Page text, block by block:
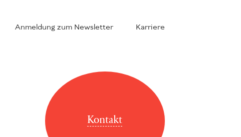
Anmeldung zum Newsletter Karriere
Kontakt